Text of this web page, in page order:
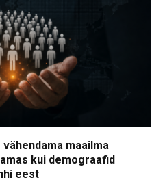
maailma
kui demograafid
eest